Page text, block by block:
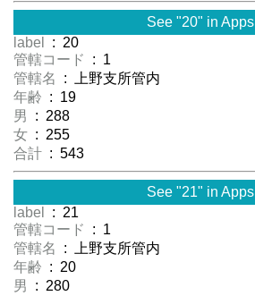
See "20" in Apps
label
: 20
管轄コード
: 1
管轄名
: 上野支所管内
年齢 : 19
男
: 288
女 : 255
合計 : 543
See "21" in Apps
label
: 21
管轄コード
: 1
管轄名
: 上野支所管内
年齢 : 20
男
: 280